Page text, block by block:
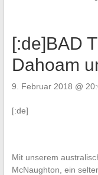
[:de]BAD
Dahoam
9. Februar 2018 @
[:de]
Mit unserem
McNaughton, ein